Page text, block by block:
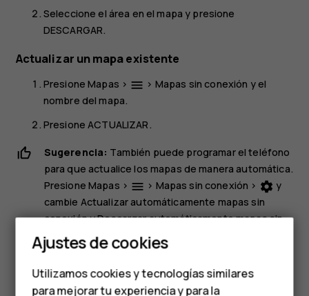
Smartphones
Teléfonos de gama
Seleccione el área en el mapa y presione
DESCARGAR.
Actualizar un mapa existente
PresioneMapas > menu > Mapas sin conexión y el
nombre del mapa.
PresioneACTUALIZAR.
Sugerencia: También puede programar el teléfono
para que actualice los mapas de manera automática.
PresioneMapas > menu > Mapas sin conexión > settings y
cambie Actualizar automáticamente mapas sin
conexiónyDescargar automáticamente mapas sin
conexión
aActivado .
PresioneMapas>dehaze>Mapas sin conexión
Ajustes de cookies
Utilizamos cookies y tecnologías similares
para mejorar tu experiencia y para la